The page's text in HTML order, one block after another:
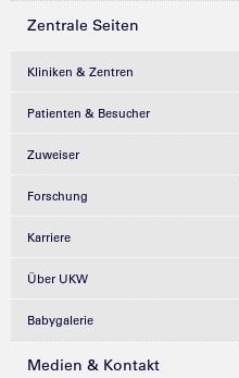
Zentrale Seiten
Kliniken & Zentren
Patienten & Besucher
Zuweiser
Forschung
Karriere
Über UKW
Babygalerie
Medien & Kontakt